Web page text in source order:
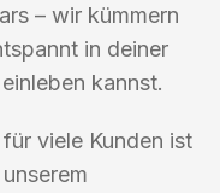
– wir kümmern
in deiner
kannst.
viele Kunden ist